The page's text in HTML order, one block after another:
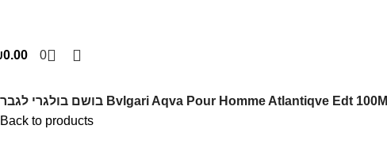
0
0.00
Bvlgari Aqva Pour Homme Atlantiqve Edt 100Ml בושם בולגרי לגבר
Back to products